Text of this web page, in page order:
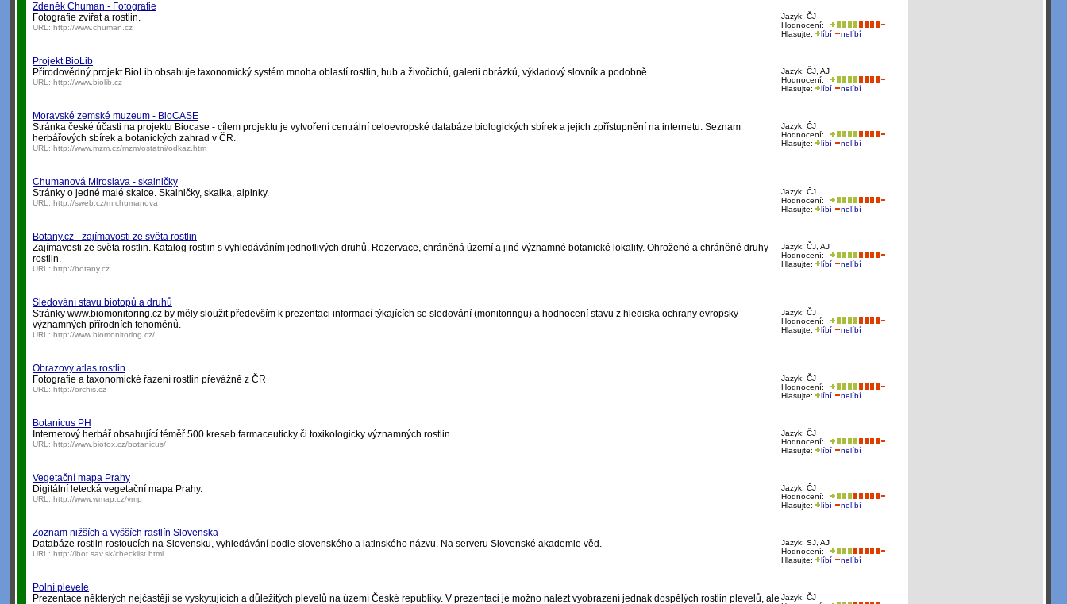
Zdeněk Chuman - Fotografie
Jazyk: ČJ
Hodnocení:
Hlasujte:
líbí nelíbí
Fotografie zvířat a rostlin.
URL: http://www.chuman.cz
Projekt BioLib
Jazyk: ČJ, AJ
Hodnocení:
Hlasujte:
líbí nelíbí
Přírodovědný projekt BioLib obsahuje taxonomický systém mnoha oblastí rostlin, hub a živočichů, galerii obrázků, výkladový slovník a podobně.
URL: http://www.biolib.cz
Moravské zemské muzeum - BioCASE
Jazyk: ČJ
Hodnocení:
Hlasujte:
líbí nelíbí
Stránka české účasti na projektu Biocase - cílem projektu je vytvoření centrální celoevropské databáze biologických sbírek a jejich zpřístupnění na internetu. Seznam
herbářových sbírek a botanických zahrad v ČR.
URL: http://www.mzm.cz/mzm/ostatni/odkaz.htm
Chumanová Miroslava - skalničky
Jazyk: ČJ
Hodnocení:
Hlasujte:
líbí nelíbí
Stránky o jedné malé skalce. Skalničky, skalka, alpinky.
URL: http://sweb.cz/m.chumanova
Botany.cz - zajímavosti ze světa rostlin
Jazyk: ČJ, AJ
Hodnocení:
Hlasujte:
líbí nelíbí
Zajímavosti ze světa rostlin. Katalog rostlin s vyhledáváním jednotlivých druhů. Rezervace, chráněná území a jiné významné botanické lokality. Ohrožené a chráněné druhy
rostlin.
URL: http://botany.cz
Sledování stavu biotopů a druhů
Jazyk: ČJ
Hodnocení:
Hlasujte:
líbí nelíbí
Stránky www.biomonitoring.cz by měly sloužit především k prezentaci informací týkajících se sledování (monitoringu) a hodnocení stavu z hlediska ochrany evropsky
významných přírodních fenoménů.
URL: http://www.biomonitoring.cz/
Obrazový atlas rostlin
Jazyk: ČJ
Hodnocení:
Hlasujte:
líbí nelíbí
Fotografie a taxonomické řazení rostlin převážně z ČR
URL: http://orchis.cz
Botanicus PH
Jazyk: ČJ
Hodnocení:
Hlasujte:
líbí nelíbí
Internetový herbář obsahující téměř 500 kreseb farmaceuticky či toxikologicky významných rostlin.
URL: http://www.biotox.cz/botanicus/
Vegetační mapa Prahy
Jazyk: ČJ
Hodnocení:
Hlasujte:
líbí nelíbí
Digitální letecká vegetační mapa Prahy.
URL: http://www.wmap.cz/vmp
Zoznam nižších a vyšších rastlín Slovenska
Jazyk: SJ, AJ
Hodnocení:
Hlasujte:
líbí nelíbí
Databáze rostlin rostoucích na Slovensku, vyhledávání podle slovenského a latinského názvu. Na serveru Slovenské akademie věd.
URL: http://ibot.sav.sk/checklist.html
Polní plevele
Jazyk: ČJ
Prezentace některých nejčastěji se vyskytujících a důležitých plevelů na území České republiky. V prezentaci je možno nalézt vyobrazení jednak dospělých rostlin plevelů, ale